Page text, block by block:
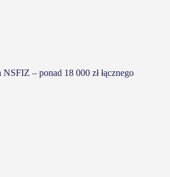
– ponad 18 000 zł łącznego